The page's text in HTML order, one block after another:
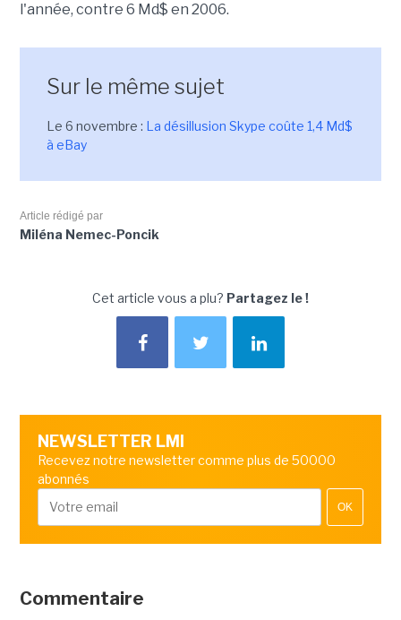
l'année, contre 6 Md$ en 2006.
Sur le même sujet
Le 6 novembre : La désillusion Skype coûte 1,4 Md$
à eBay
Article rédigé par
Miléna Nemec-Poncik
Cet article vous a plu? Partagez le !
NEWSLETTER LMI
Recevez notre newsletter comme plus de 50000
abonnés
OK
Commentaire